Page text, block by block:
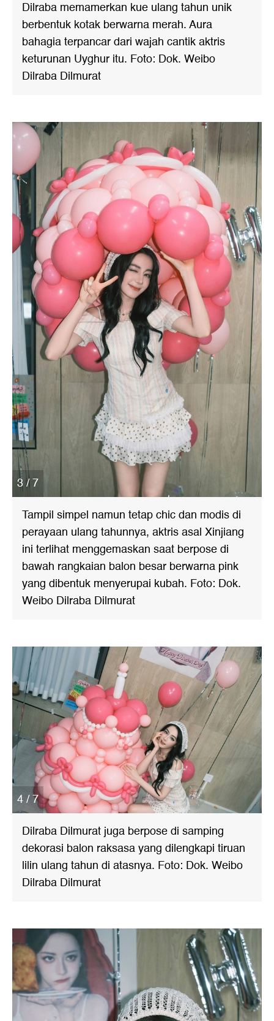
Dilraba memamerkan kue ulang tahun unik
berbentuk kotak berwarna merah. Aura
bahagia terpancar dari wajah cantik aktris
keturunan Uyghur itu. Foto: Dok. Weibo
Dilraba Dilmurat
3 / 7
Tampil simpel namun tetap chic dan modis di
perayaan ulang tahunnya, aktris asal Xinjiang
ini terlihat menggemaskan saat berpose di
bawah rangkaian balon besar berwarna pink
yang dibentuk menyerupai kubah. Foto: Dok.
Weibo Dilraba Dilmurat
4 / 7
Dilraba Dilmurat juga berpose di samping
dekorasi balon raksasa yang dilengkapi tiruan
lilin ulang tahun di atasnya. Foto: Dok. Weibo
Dilraba Dilmurat